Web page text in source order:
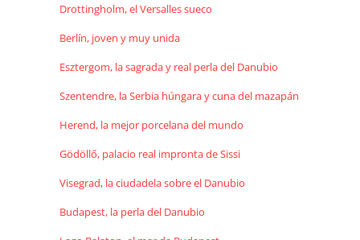
Drottingholm, el Versalles sueco
Berlín, joven y muy unida
Esztergom, la sagrada y real perla del Danubio
Szentendre, la Serbia húngara y cuna del mazapán
Herend, la mejor porcelana del mundo
Gödöllő, palacio real impronta de Sissi
Visegrad, la ciudadela sobre el Danubio
Budapest, la perla del Danubio